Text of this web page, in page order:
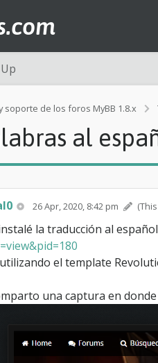
soporte de los foros MyBB 1.8.x
al
26 Apr, 2020, 8:42 pm
la traducción al
el template
una captura en